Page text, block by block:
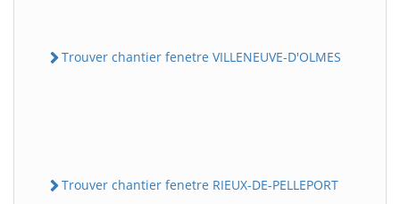
Trouver chantier fenetre VILLENEUVE-D'OLMES
Trouver chantier fenetre RIEUX-DE-PELLEPORT